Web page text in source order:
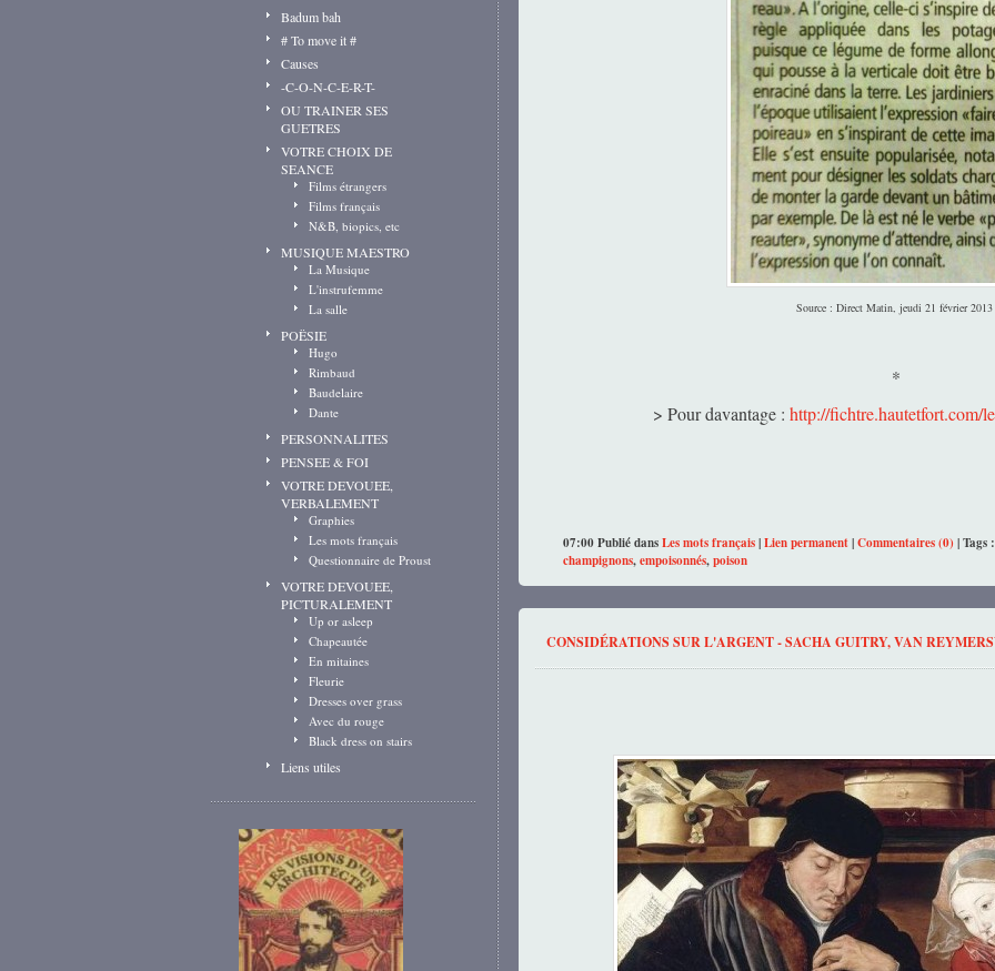
Badum bah
# To move it #
Causes
-C-O-N-C-E-R-T-
OU TRAINER SES
GUETRES
VOTRE CHOIX DE
SEANCE
Films étrangers
Films français
N&B, biopics, etc
MUSIQUE MAESTRO
La Musique
L'instrufemme
La salle
POËSIE
Hugo
Rimbaud
Baudelaire
Dante
PERSONNALITES
PENSEE & FOI
VOTRE DEVOUEE,
VERBALEMENT
Graphies
Les mots français
Questionnaire de Proust
VOTRE DEVOUEE,
PICTURALEMENT
Up or asleep
Chapeautée
En mitaines
Fleurie
Dresses over grass
Avec du rouge
Black dress on stairs
Liens utiles
Source : Direct Matin, jeudi 21 février 2013
*
> Pour davantage : http://fichtre.hautetfort.com/
07:00 Publié dansLes mots français|Lien permanent|Commentaires (0) | Tags
champignons,empoisonnés,poison
CONSIDÉRATIONS SUR L'ARGENT - SACHA GUITRY, VAN